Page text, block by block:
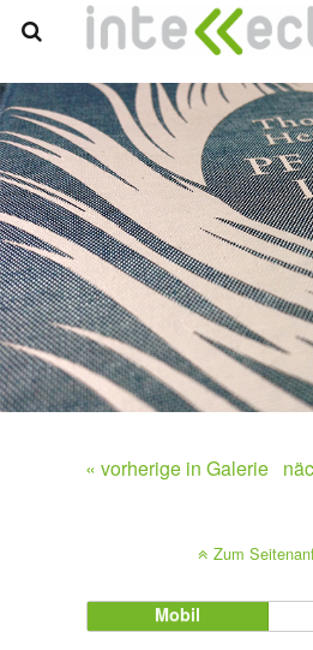
« vorherige in Galerie
Zum
Mobil